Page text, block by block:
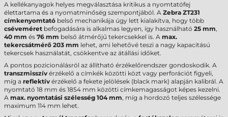
A kellékanyagok helyes megválasztása kritikus a nyomtatófej
élettartama és a nyomatminőség szempontjából. A Zebra ZT231
címkenyomtató belső mechanikája úgy lett kialakítva, hogy több
cséveméret befogadására is alkalmas legyen, így használható 25 mm,
40 mm és 76 mm belső átmérőjű tekercsekkel is. A max.
tekercsátmérő 203 mm lehet, ami lehetővé teszi a nagy kapacitású
tekercsek használatát, csökkentve az átállási időket.
A pontos pozicionálásról az állítható érzékelőrendszer gondoskodik. A
transzmisszív érzékelő a címkék közötti közt vagy perforációt figyeli,
míg a reflektív érzékelő a fekete jelölések (black mark) alapján kalibrál. A
nyomtató 18 mm és 1854 mm közötti címkemagasságot képes kezelni.
A max. nyomtatási szélesség 104 mm, míg a hordozó teljes szélessége
maximum 114 mm lehet.